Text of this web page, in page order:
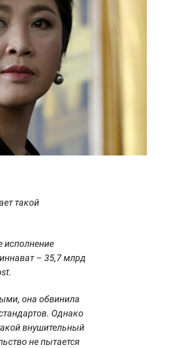
такой
исполнение
– 35,7 млрд
она обвинила
Однако
внушительный
не пытается